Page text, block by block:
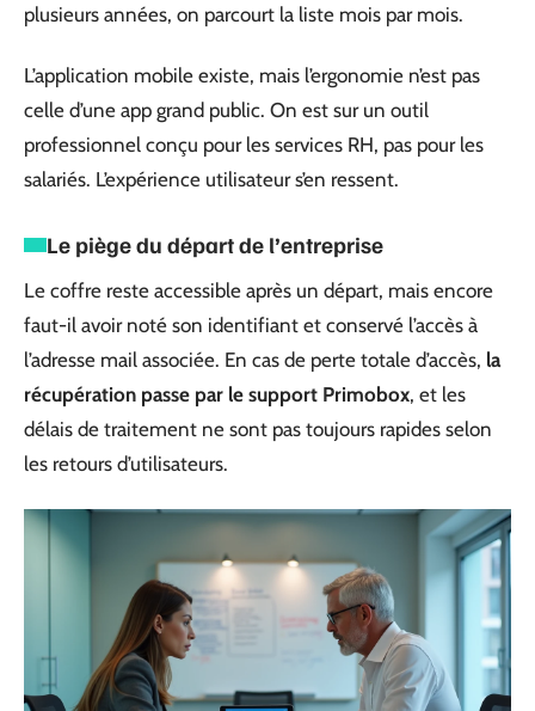
plusieurs années, on parcourt la liste mois par mois.
L’application mobile existe, mais l’ergonomie n’est pas
celle d’une app grand public. On est sur un outil
professionnel conçu pour les services RH, pas pour les
salariés. L’expérience utilisateur s’en ressent.
Le piège du départ de l’entreprise
Le coffre reste accessible après un départ, mais encore
faut-il avoir noté son identifiant et conservé l’accès à
l’adresse mail associée. En cas de perte totale d’accès, la
récupération passe par le support Primobox, et les
délais de traitement ne sont pas toujours rapides selon
les retours d’utilisateurs.